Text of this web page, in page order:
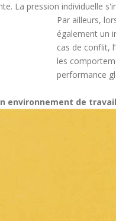
La pression individuelle
Par ailleurs,
également un
cas de conflit,
les
performance
environnement de